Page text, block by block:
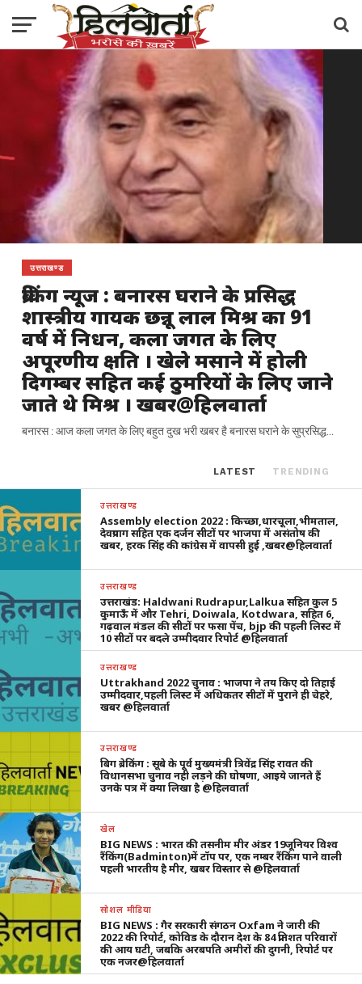
उत्तराखण्ड
ब्रेकिंग न्यूज : बनारस घराने के प्रसिद्ध
शास्त्रीय गायक छन्नू लाल मिश्र का 91
वर्ष में निधन, कला जगत के लिए
अपूरणीय क्षति । खेले मसाने में होली
दिगम्बर सहित कई ठुमरियों के लिए जाने
जाते थे मिश्र । खबर@हिलवार्ता
बनारस : आज कला जगत के लिए बहुत दुख भरी खबर है बनारस घराने के सुप्रसिद्ध...
LATEST TRENDING
उत्तराखण्ड
Assembly election 2022 : किच्छा,धारचूला,भीमताल,
देवप्रयाग सहित एक दर्जन सीटों पर भाजपा में असंतोष की
खबर, हरक सिंह की कांग्रेस में वापसी हुई ,खबर@हिलवार्ता
उत्तराखण्ड
उत्तराखंड: Haldwani Rudrapur,Lalkua सहित कुल 5
कुमाऊँ में और Tehri, Doiwala, Kotdwara, सहित 6,
गढ़वाल मंडल की सीटों पर फसा पेंच, bjp की पहली लिस्ट में
10 सीटों पर बदले उम्मीदवार रिपोर्ट @हिलवार्ता
उत्तराखण्ड
Uttrakhand 2022 चुनाव : भाजपा ने तय किए दो तिहाई
उम्मीदवार,पहली लिस्ट में अधिकतर सीटों में पुराने ही चेहरे,
खबर @हिलवार्ता
उत्तराखण्ड
बिग ब्रेकिंग : सूबे के पूर्व मुख्यमंत्री त्रिवेंद्र सिंह रावत की
विधानसभा चुनाव नही लड़ने की घोषणा, आइये जानते हैं
उनके पत्र में क्या लिखा है @हिलवार्ता
खेल
BIG NEWS : भारत की तसनीम मीर अंडर 19जूनियर विश्व
रैंकिंग(Badminton)में टॉप पर, एक नम्बर रैंकिंग पाने वाली
पहली भारतीय है मीर, खबर विस्तार से @हिलवार्ता
सोशल मीडिया
BIG NEWS : गैर सरकारी संगठन Oxfam ने जारी की
2022 की रिपोर्ट, कोविड के दौरान देश के 84 प्रतिशत परिवारों
की आय घटी, जबकि अरबपति अमीरों की दुगनी, रिपोर्ट पर
एक नजर@हिलवार्ता